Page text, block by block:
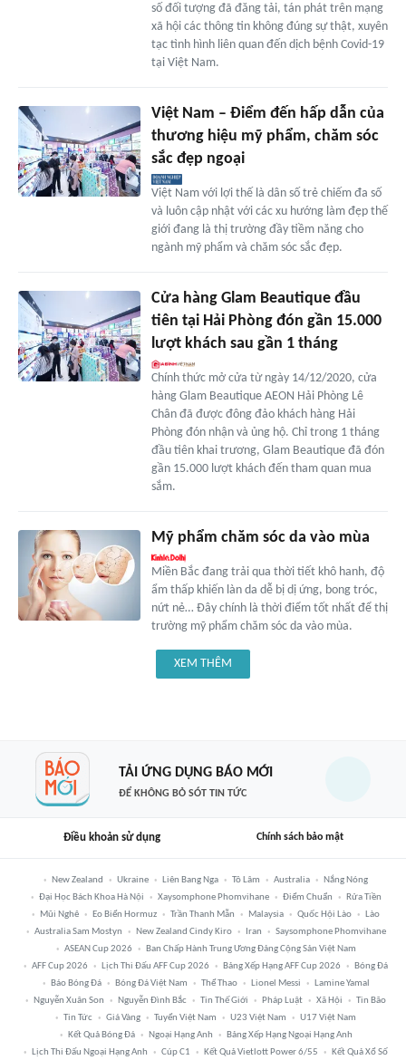
số đối tượng đã đăng tải, tán phát trên mạng
xã hội các thông tin không đúng sự thật, xuyên
tạc tình hình liên quan đến dịch bệnh Covid-19
tại Việt Nam.
Việt Nam – Điểm đến hấp dẫn của
thương hiệu mỹ phẩm, chăm sóc
sắc đẹp ngoại
Việt Nam với lợi thế là dân số trẻ chiếm đa số
và luôn cập nhật với các xu hướng làm đẹp thế
giới đang là thị trường đầy tiềm năng cho
ngành mỹ phẩm và chăm sóc sắc đẹp.
Cửa hàng Glam Beautique đầu
tiên tại Hải Phòng đón gần 15.000
lượt khách sau gần 1 tháng
Chính thức mở cửa từ ngày 14/12/2020, cửa
hàng Glam Beautique AEON Hải Phòng Lê
Chân đã được đông đảo khách hàng Hải
Phòng đón nhận và ủng hộ. Chỉ trong 1 tháng
đầu tiên khai trương, Glam Beautique đã đón
gần 15.000 lượt khách đến tham quan mua
sắm.
Mỹ phẩm chăm sóc da vào mùa
Miền Bắc đang trải qua thời tiết khô hanh, độ
ẩm thấp khiến làn da dễ bị dị ứng, bong tróc,
nứt nẻ… Đây chính là thời điểm tốt nhất để thị
trường mỹ phẩm chăm sóc da vào mùa.
XEM THÊM
TẢI ỨNG DỤNG BÁO MỚI
ĐỂ KHÔNG BỎ SÓT TIN TỨC
Điều khoản sử dụng Chính sách bảo mật
New Zealand Ukraine Liên Bang Nga Tô Lâm Australia
Nắng Nóng
Đại Học Bách Khoa Hà Nội
Xaysomphone Phomvihane Điểm Chuẩn
Rửa Tiền
Mũi Nghê
Eo Biển Hormuz Trần Thanh Mẫn Malaysia Quốc Hội Lào
Lào
Australia Sam Mostyn
New Zealand Cindy Kiro Iran
Saysomphone Phomvihane
ASEAN Cup 2026
Ban Chấp Hành Trung Ương Đảng Cộng Sản Việt Nam
AFF Cup 2026
Lịch Thi Đấu AFF Cup 2026 Bảng Xếp Hạng AFF Cup 2026
Bóng Đá
Báo Bóng Đá
Bóng Đá Việt Nam Thể Thao Lionel Messi
Lamine Yamal
Nguyễn Xuân Son
Nguyễn Đình Bắc Tin Thế Giới Pháp Luật Xã Hội
Tin Bão
Tin Tức
Giá Vàng Tuyển Việt Nam U23 Việt Nam
U17 Việt Nam
Kết Quả Bóng Đá
Ngoại Hạng Anh
Bảng Xếp Hạng Ngoại Hạng Anh
Lịch Thi Đấu Ngoại Hạng Anh
Cúp C1 Kết Quả Vietlott Power 6/55 Kết Quả Xổ Số